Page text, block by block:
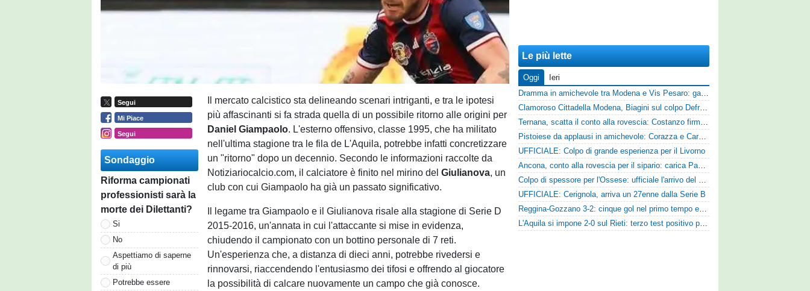
Segui
Mi Piace
Segui
Sondaggio
Riforma campionati
professionisti sarà la
morte dei Dilettanti?
Si
No
Aspettiamo di saperne
di più
Potrebbe essere
Il mercato calcistico sta delineando scenari intriganti, e tra le ipotesi
più affascinanti si fa strada quella di un possibile ritorno alle origini per
Daniel Giampaolo. L'esterno offensivo, classe 1995, che ha militato
nell'ultima stagione tra le fila de L'Aquila, potrebbe infatti concretizzare
un "ritorno" dopo un decennio. Secondo le informazioni raccolte da
Notiziariocalcio.com, il calciatore è finito nel mirino delGiulianova, un
club con cui Giampaolo ha già un passato significativo.
Il legame tra Giampaolo e il Giulianova risale alla stagione di Serie D
2015-2016, un'annata in cui l'attaccante si mise in evidenza,
chiudendo il campionato con un bottino personale di 7 reti.
Un'esperienza che, a distanza di dieci anni, potrebbe rivedersi e
rinnovarsi, riaccendendo l'entusiasmo dei tifosi e offrendo al giocatore
la possibilità di calcare nuovamente un campo che già conosce.
Le più lette
Oggi
Ieri
Dramma in amichevole tra Modena e Vis Pesaro: gara sospesa per il grave infortunio di Sersanti
Clamoroso Cittadella Modena, Biagini sul colpo Defrel: «Per noi rappresenta un sogno, a volte si realizzano»
Ternana, scatta il conto alla rovescia: Costanzo firma, Hraiech vicino e nel pomeriggio c'è l'amichevole
Pistoiese da applausi in amichevole: Corazza e Cardelli piegano lo Scandicci per 1-0
UFFICIALE: Colpo di grande esperienza per il Livorno
Ancona, conto alla rovescia per il sipario: carica Pandolfi e risposta da record degli abbonati
Colpo di spessore per l'Ossese: ufficiale l'arrivo del difensore Riccardo Idda
UFFICIALE: Cerignola, arriva un 27enne dalla Serie B
Reggina-Gozzano 3-2: cinque gol nel primo tempo e secondo successo per la squadra di Marchionni
L'Aquila si impone 2-0 sul Rieti: terzo test positivo per la squadra di Andreucci